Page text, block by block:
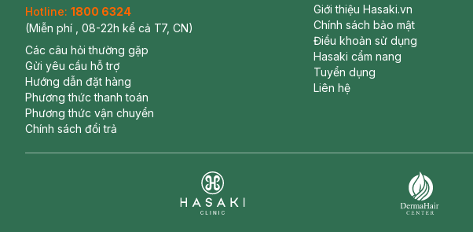
Hotline: 1800 6324
(Miễn phí , 08-22h kể cả T7, CN)
Các câu hỏi thường gặp
Gửi yêu cầu hỗ trợ
Hướng dẫn đặt hàng
Phương thức thanh toán
Phương thức vận chuyển
Chính sách đổi trả
Giới thiệu Hasaki.vn
Chính sách bảo mật
Điều khoản sử dụng
Hasaki cẩm nang
Tuyển dụng
Liên hệ